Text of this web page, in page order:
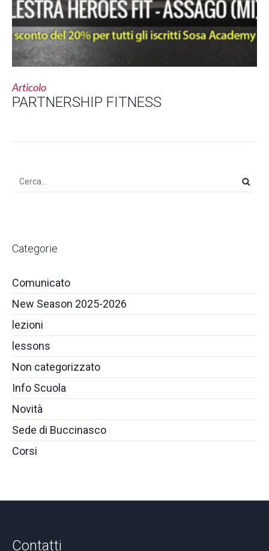
Articolo
PARTNERSHIP FITNESS
Categorie
Comunicato
New Season 2025-2026
lezioni
lessons
Non categorizzato
Info Scuola
Novità
Sede di Buccinasco
Corsi
Contatti